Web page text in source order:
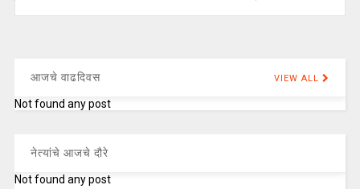
आजचे वाढदिवस VIEW ALL
Not found any post
नेत्यांचे आजचे दौरे
Not found any post